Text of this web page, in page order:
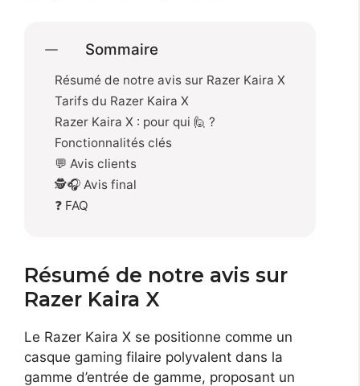
Sommaire
Résumé de notre avis sur Razer Kaira X
Tarifs du Razer Kaira X
Razer Kaira X : pour qui 🙋 ?
Fonctionnalités clés
💬 Avis clients
🕵️🎧 Avis final
❓ FAQ
Résumé de notre avis sur
Razer Kaira X
Le Razer Kaira X se positionne comme un
casque gaming filaire polyvalent dans la
gamme d’entrée de gamme, proposant un